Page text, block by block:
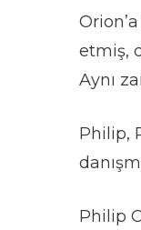
etmiş,
Aynı
Philip,
Philip